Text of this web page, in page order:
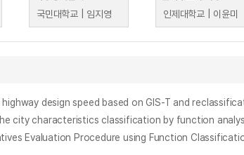
국민대학교 | 임지영
인제대학교 | 이윤미
design speed based on GIS-T and
on the city characteristics classification by function
Evaluation Procedure using Function